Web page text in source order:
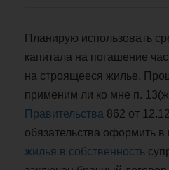
Планирую использовать
капитала на погашение
на строящееся жилье.
применим ли ко мне п.
Правительства 862 от
обязательства оформить в
жилья в собственность